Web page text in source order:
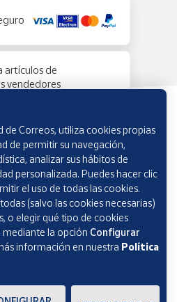
artículos de
vendedores
de Correos, utiliza cookies propias
de permitir su navegación,
analizar sus hábitos de
personalizada. Puedes hacer clic
el uso de todas las cookies.
(salvo las cookies necesarias)
o elegir qué tipo de cookies
mediante la opción Configurar
información en nuestra Política